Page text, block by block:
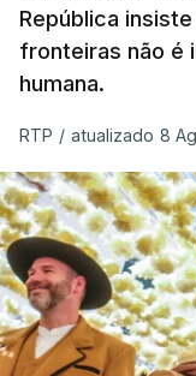
República
fronteiras não é
humana.
RTP / atualizado 8